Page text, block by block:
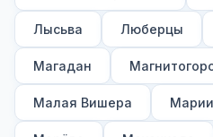
Лысьва Люберцы
Магадан
Малая Вишера